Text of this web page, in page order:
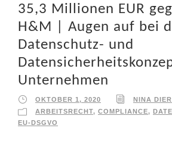
35,3 Millionen EUR
H&M | Augen auf bei
Datenschutz- und
Unternehmen
OKTOBER 1, 2020
NINA
ARBEITSRECHT, COMPLIANCE,
EU-DSGVO